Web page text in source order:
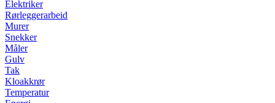
Elektriker
Rørleggerarbeid
Murer
Snekker
Måler
Gulv
Tak
Kloakkrør
Temperatur